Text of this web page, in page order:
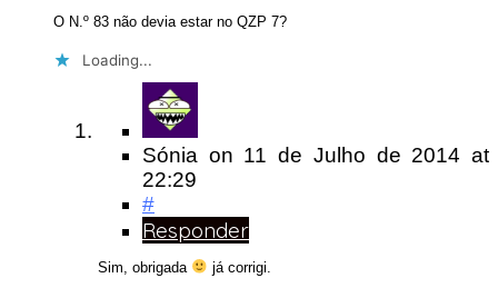
O N.º 83 não devia estar no QZP 7?
Loading...
Sónia on 11 de Julho de 2014at
22:29
#
Responder
Sim, obrigada já corrigi.